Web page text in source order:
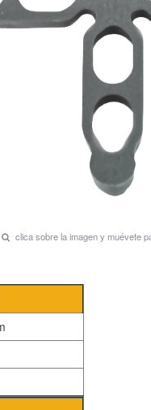
clica sobre la imagen y muévete